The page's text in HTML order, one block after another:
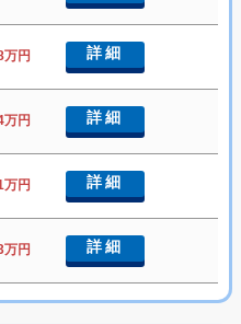
万円 詳細
万円 詳細
万円 詳細
万円 詳細